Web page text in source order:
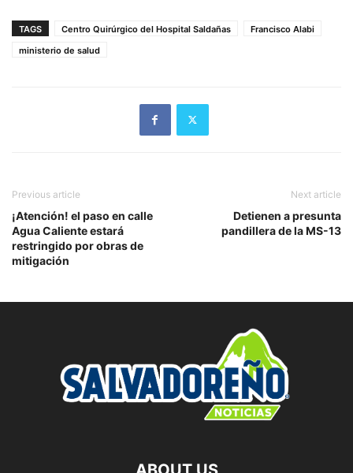
TAGS Centro Quirúrgico del Hospital Saldañas
Francisco Alabi
ministerio de salud
Previous article
¡Atención! el paso en calle
Agua Caliente estará
restringido por obras de
mitigación
Next article
Detienen a presunta
pandillera de la MS-13